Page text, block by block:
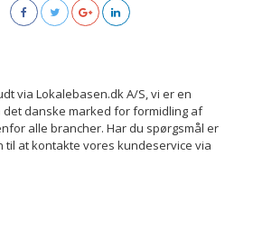
via Lokalebasen.dk A/S, vi er en
danske marked for formidling af
alle brancher. Har du spørgsmål er
til at kontakte vores kundeservice via